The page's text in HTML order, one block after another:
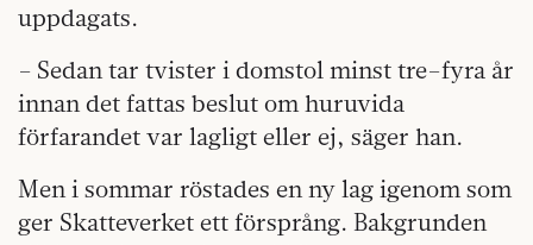
uppdagats.
– Sedan tar tvister i domstol minst tre–fyra år
innan det fattas beslut om huruvida
förfarandet var lagligt eller ej, säger han.
Men i sommar röstades en ny lag igenom som
ger Skatteverket ett försprång. Bakgrunden